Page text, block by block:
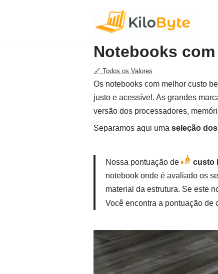
Notebooks
🔗 Todos os Valores
Os notebooks com melhor custo
justo e acessível. As grandes
versão dos processadores,
Separamos aqui uma seleção
Nossa pontuação de custo
notebook onde é avaliado os
material da estrutura. Se este
Você encontra a pontuação de